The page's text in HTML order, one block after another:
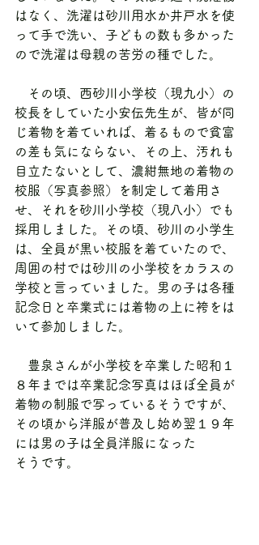
はなく、洗濯は砂川用水か井戸水を使
って手で洗い、子どもの数も多かった
ので洗濯は母親の苦労の種でした。
その頃、西砂川小学校（現九小）の
校長をしていた小安伝先生が、皆が同
じ着物を着ていれば、着るもので貧富
の差も気にならない、その上、汚れも
目立たないとして、濃紺無地の着物の
校服（写真参照）を制定して着用さ
せ、それを砂川小学校（現八小）でも
採用しました。その頃、砂川の小学生
は、全員が黒い校服を着ていたので、
周囲の村では砂川の小学校をカラスの
学校と言っていました。男の子は各種
記念日と卒業式には着物の上に袴をは
いて参加しました。
豊泉さんが小学校を卒業した昭和１
８年までは卒業記念写真はほぼ全員が
着物の制服で写っているそうですが、
その頃から洋服が普及し始め翌１９年
には男の子は全員洋服になった
そうです。